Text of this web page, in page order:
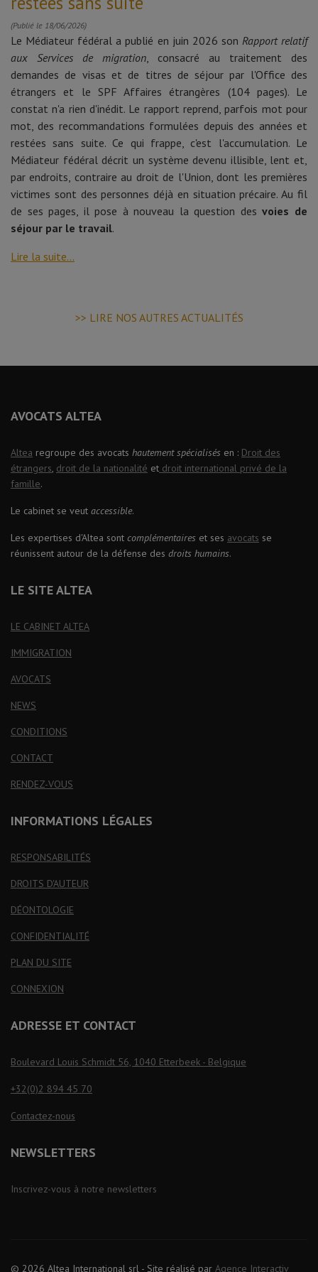
(Publié le 18/06/2026)
Le Médiateur fédéral a publié en juin 2026 son Rapport relatif
aux Services de migration, consacré au traitement des
demandes de visas et de titres de séjour par l'Office des
étrangers et le SPF Affaires étrangères (104 pages). Le
constat n'a rien d'inédit. Le rapport reprend, parfois mot pour
mot, des recommandations formulées depuis des années et
restées sans suite. Ce qui frappe, c'est l'accumulation. Le
Médiateur fédéral décrit un système devenu illisible, lent et,
par endroits, contraire au droit de l'Union, dont les premières
victimes sont des personnes déjà en situation précaire. Au fil
de ses pages, il pose à nouveau la question desvoies de
séjour par le travail.
Lire la suite...
>> LIRE NOS AUTRES ACTUALITÉS
AVOCATS ALTEA
Altea regroupe des avocats hautement spécialisés en : Droit des
étrangers, droit de la nationalité et droit international privé de la
famille.
Le cabinet se veut accessible.
Les expertises d'Altea sont complémentaires et ses avocats se
réunissent autour de la défense des droits humains.
LE SITE ALTEA
LE CABINET ALTEA
IMMIGRATION
AVOCATS
NEWS
CONDITIONS
CONTACT
RENDEZ-VOUS
INFORMATIONS LÉGALES
RESPONSABILITÉS
DROITS D'AUTEUR
DÉONTOLOGIE
CONFIDENTIALITÉ
PLAN DU SITE
CONNEXION
ADRESSE ET CONTACT
Boulevard Louis Schmidt 56, 1040 Etterbeek - Belgique
+32(0)2 894 45 70
Contactez-nous
NEWSLETTERS
Inscrivez-vous à notre newsletters
© 2026 Altea International srl - Site réalisé par Agence Interactiv